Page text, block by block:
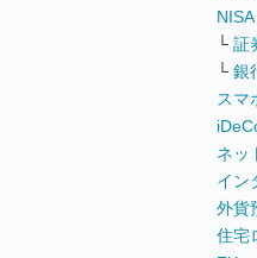
NISA
└ 証
└ 銀
スマ
ネッ
イン
外貨
住宅